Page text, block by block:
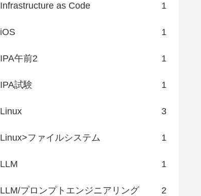
Infrastructure as Code 1
iOS 1
IPA午前2 1
IPA試験 1
Linux 3
Linux>ファイルシステム 1
LLM 1
LLM/プロンプトエンジニアリング 2